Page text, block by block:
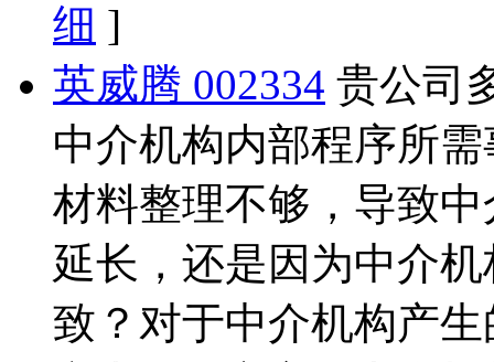
细 ]
英威腾 002334 贵公司
中介机构内部程序所
材料整理不够，导致
延长，还是因为中介
致？对于中介机构产